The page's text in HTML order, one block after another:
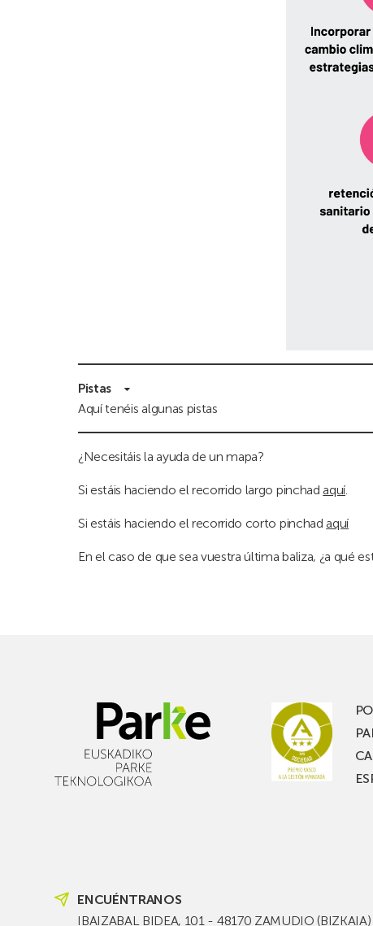
Pistas
Aquí tenéis algunas pistas
¿Necesitáis la ayuda de un mapa?
Si estáis haciendo el recorrido largo pinchad aquí.
Si estáis haciendo el recorrido corto pinchad aquí
En el caso de que sea vuestra última baliza, ¿a qué
ENCUÉNTRANOS
IBAIZABAL BIDEA, 101 - 48170 ZAMUDIO (BIZKAIA)